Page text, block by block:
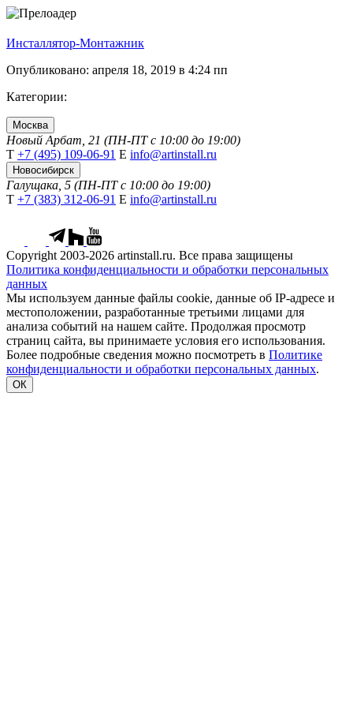
Инсталлятор-Монтажник
Опубликовано: апреля 18, 2019 в 4:24 пп
Категории:
Москва
Новый Арбат, 21 (ПН-ПТ с 10:00 до 19:00)
Т +7 (495) 109-06-91 Е info@artinstall.ru
Новосибирск
Галущака, 5 (ПН-ПТ с 10:00 до 19:00)
Т +7 (383) 312-06-91 Е info@artinstall.ru
Copyright 2003-2026 artinstall.ru. Все права защищены
Политика конфиденциальности и обработки персональных
данных
Мы используем данные файлы cookie, данные об IP-адресе и
местоположении, разработанные третьими лицами для
анализа событий на нашем сайте. Продолжая просмотр
страниц сайта, вы принимаете условия его использования.
Более подробные сведения можно посмотреть в Политике
конфиденциальности и обработки персональных данных.
ОК